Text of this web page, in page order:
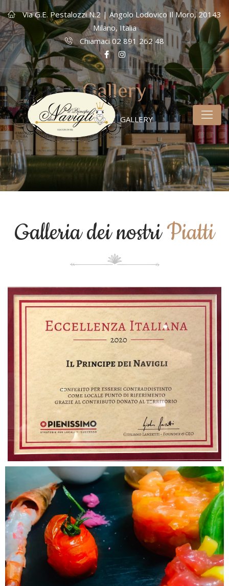
Via G.E. Pestalozzi N.2 | Angolo Lodovico Il Moro, 20143
Milano, Italia
Chiamaci 02 891 262 48
Gallery
HOME GALLERY
Galleria dei nostriPiatti